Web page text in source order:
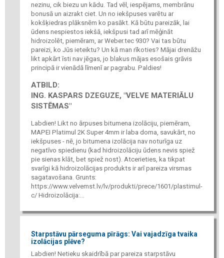
nezinu, cik biezu un kādu. Tad vēl, iespējams, membrānu
bonusā un aizrakt ciet. Un no iekšpuses varētu ar
kokšķiedras plāksnēm ko pasākt. Kā būtu pareizāk, lai
ūdens nespiestos iekšā, iekšpusi tad arī mēģināt
hidroizolēt, piemēram, ar Weber.tec 930? Vai tas būtu
pareizi, ko Jūs ieteiktu? Un kā man rīkoties? Mājai drenāžu
likt apkārt īsti nav jēgas, jo blakus mājas esošais grāvis
principā ir vienādā līmenī ar pagrabu. Paldies!
ATBILD:
ING. KASPARS DZEGUZE, "VELVE MATERIĀLU
SISTĒMAS"
Labdien! Likt no ārpuses bitumena izolāciju, piemēram,
MAPEI Platimul 2K Super 4mm ir laba doma, savukārt, no
iekšpuses - nē, jo bitumena izolācija nav noturīga uz
negatīvo spiedienu (kad hidroizolāciju ūdens nevis spiež
pie sienas klāt, bet spiež nost). Atcerieties, ka tikpat
svarīgi kā hidroizolācijas produkts ir arī pareiza virsmas
sagatavošana. Grunts:
https://www.velvemst.lv/lv/produkti/prece/1601/plastimul-
c/ Hidroizolācija:...
Starpstāvu pārseguma pīrāgs: Vai vajadzīga tvaika
izolācijas plēve?
Labdien! Netieku skaidrībā par pareiza starpstāvu